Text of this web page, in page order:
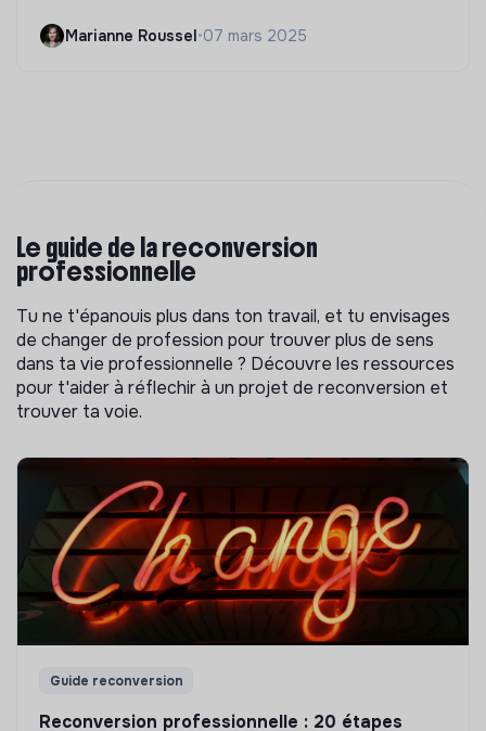
Marianne Roussel•07 mars 2025
Le guide de la reconversion
professionnelle
Tu ne t'épanouis plus dans ton travail, et tu envisages
de changer de profession pour trouver plus de sens
dans ta vie professionnelle ? Découvre les ressources
pour t'aider à réflechir à un projet de reconversion et
trouver ta voie.
Guide reconversion
Reconversion professionnelle : 20 étapes